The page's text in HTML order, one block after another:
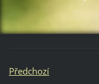
Předchozí